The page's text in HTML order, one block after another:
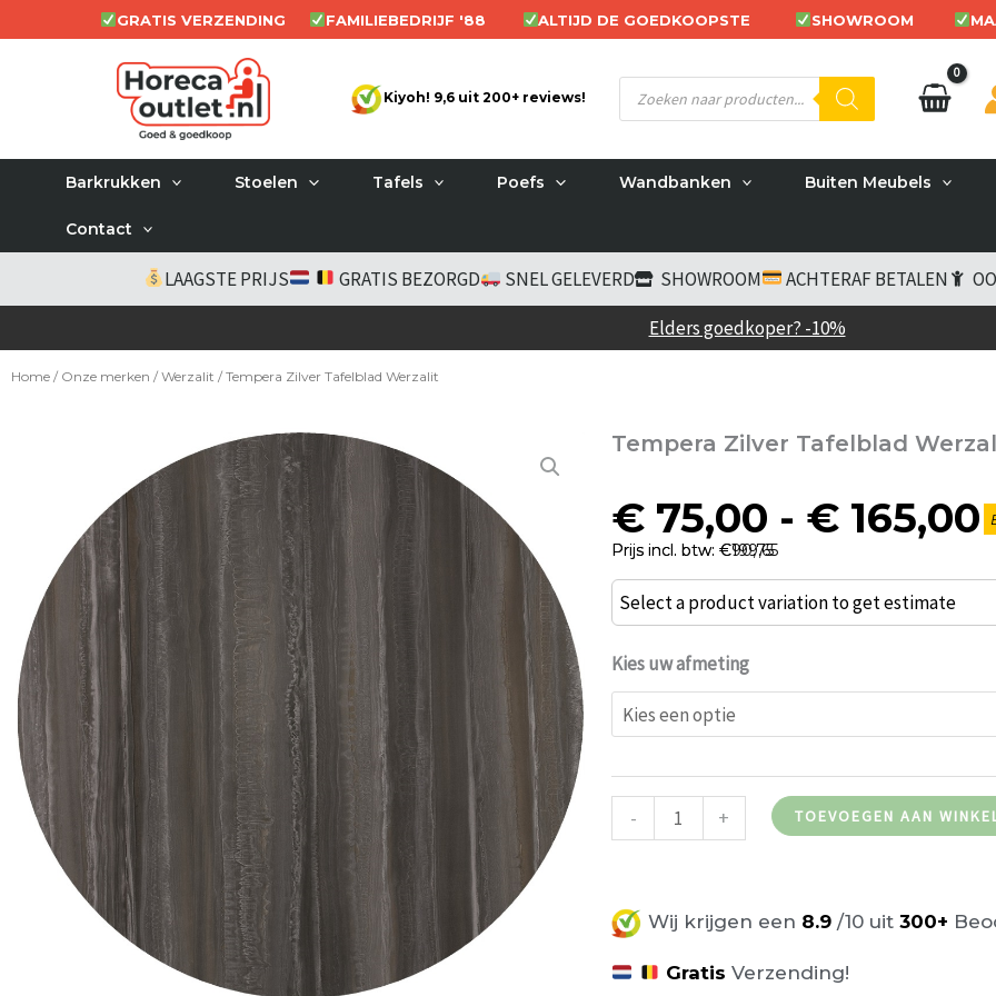
naar
GRATIS VERZENDING FAMILIEBEDRIJF '88 ALTIJD DE GOEDKOOPSTE SHOWROOM
Kiyoh! 9,6 uit 200+ reviews!
Producten
zoeken
Barkrukken Stoelen Tafels Poefs Wandbanken Buiten Meubels
Contact
LAAGSTE PRIJS GRATIS BEZORGD SNEL GELEVERD SHOWROOM ACHTERAF BETALEN
Elders goedkoper? -10%
Home / Onze merken / Werzalit / Tempera Zilver Tafelblad Werzalit
Tempera Zilver Tafelblad
€ 75,00
Prijs incl. btw: €90,75
- € 165,00
Prijs incl. btw: €199,65
Select a product variation to get estimate
Kies uw afmeting
-
Tempera
Zilver
Tafelblad
Werzalit
aantal
+ TOEVOEGEN AAN
Wij krijgen een 8.9 /10 uit 300+
Gratis Verzending!